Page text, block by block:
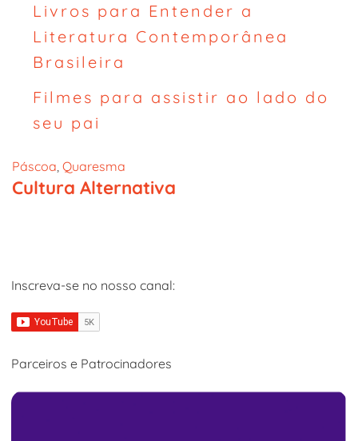
Livros para Entender a
Literatura Contemporânea
Brasileira
Filmes para assistir ao lado do
seu pai
Páscoa, Quaresma
Cultura Alternativa
Inscreva-se no nosso canal:
Parceiros e Patrocinadores